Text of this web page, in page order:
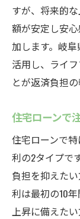
すが、将来的
額が安定し安
加します。岐
活用し、ライ
とが返済負担
住宅ローンで
住宅ローンで
利の2タイプで
負担を抑えた
利は最初の10
上昇に備えた